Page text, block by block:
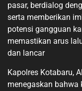
pasar, berdialog
serta memberikan
potensi gangguan
memastikan arus
dan lancar
Kapolres Kotabaru,
menegaskan